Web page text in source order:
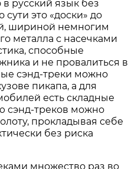
русский язык без
это «доски» до
шириной немногим
металла с насечками
способные
и не провалиться в
сэнд-треки можно
пикапа, а для
есть складные
сэнд-треков можно
прокладывая себе
без риска
множество раз во